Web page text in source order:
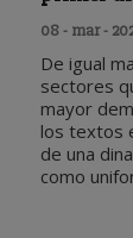
08 - mar -
De igual
sectores
mayor
los textos
de una
como